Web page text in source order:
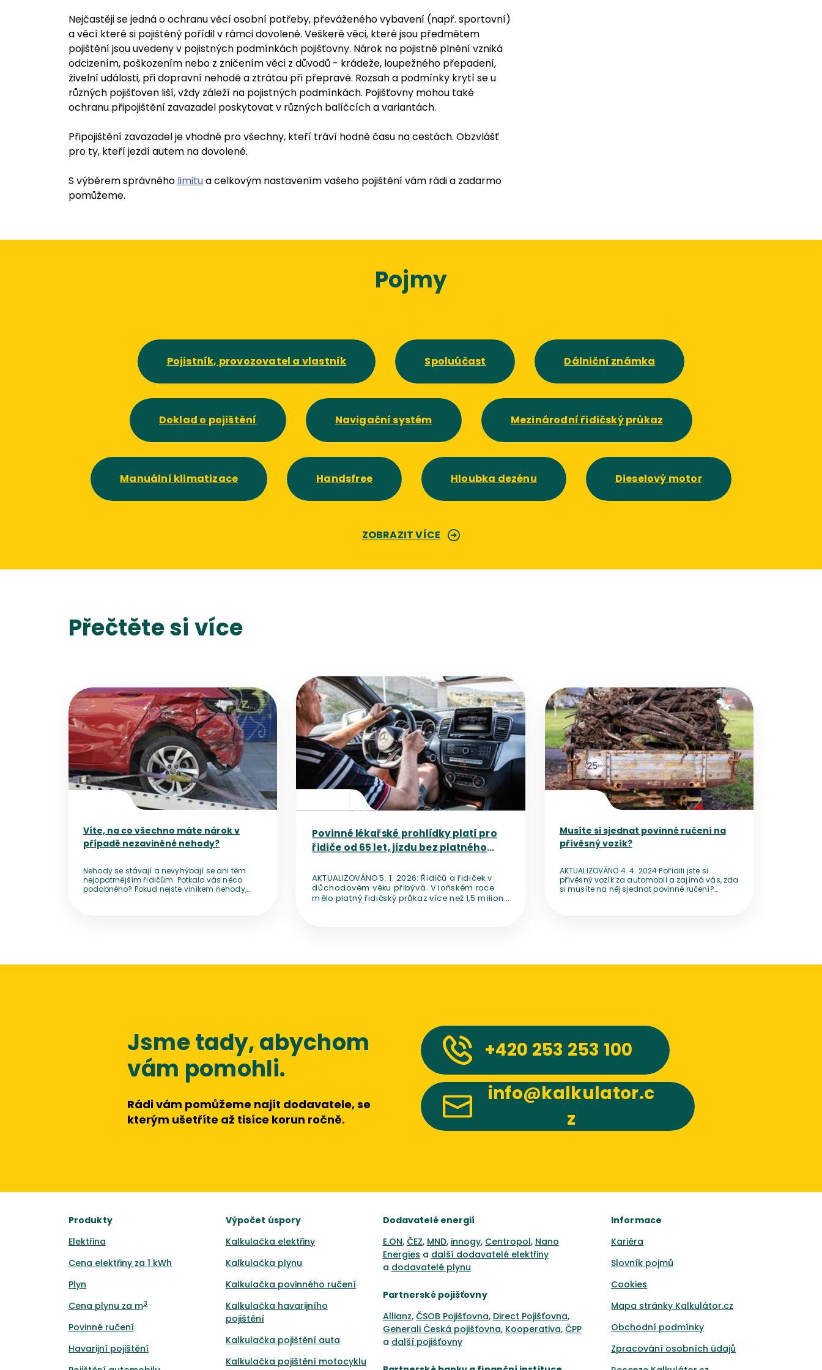
Nejčastěji se jedná o ochranu věcí osobní potřeby, převáženého vybavení (např. sportovní)
a věcí které si pojištěný pořídil v rámci dovolené. Veškeré věci, které jsou předmětem
pojištění jsou uvedeny v pojistných podmínkách pojišťovny. Nárok na pojistné plnění vzniká
odcizením, poškozením nebo z zničením věci z důvodů - krádeže, loupežného přepadení,
živelní události, při dopravní nehodě a ztrátou při přepravě. Rozsah a podmínky krytí se u
různých pojišťoven liší, vždy záleží na pojistných podmínkách. Pojišťovny mohou také
ochranu připojištění zavazadel poskytovat v různých balíčcích a variantách.
Připojištění zavazadel je vhodné pro všechny, kteří tráví hodně času na cestách. Obzvlášť
pro ty, kteří jezdí autem na dovolené.
S výběrem správného limitua celkovým nastavením vašeho pojištění vám rádi a zadarmo
pomůžeme.
Pojmy
Pojistník, provozovatel a vlastník Spoluúčast Dálniční známka
Doklad o pojištění Navigační systém Mezinárodní řidičský průkaz
Manuální klimatizace Handsfree Hloubka dezénu Dieselový motor
ZOBRAZIT VÍCE
Přečtěte si více
Víte, na co všechno máte nárok v
případě nezaviněné nehody?
Nehody se stávají a nevyhýbají se ani těm
nejopatrnějším řidičům. Potkalo vás něco
podobného? Pokud nejste viníkem nehody,
Přejít na detail článku
Povinné lékařské prohlídky platí pro
řidiče od 65 let, jízdu bez platného
AKTUALIZOVÁNO 5. 1. 2026: Řidičů a řidiček v
důchodovém věku přibývá. V loňském roce
mělo platný řidičský průkaz více než 1,5 milionu
lékařské prohlídky. Bez nich hrozí pokuta a v
Přejít na detail článku
Musíte si sjednat povinné ručení na
přívěsný vozík?
AKTUALIZOVÁNO 4. 4. 2024 Pořídili jste si
přívěsný vozík za automobil a zajímá vás, zda
si musíte na něj sjednat povinné ručení?
Přejít na detail článku
Jsme tady, abychom
vám pomohli.
Rádi vám pomůžeme najít dodavatele, se
kterým ušetříte až tisíce korun ročně.
+420 253 253 100
info@kalkulator.c
z
Produkty
Elektřina
Cena elektřiny za 1 kWh
Plyn
Cena plynu za m3
Povinné ručení
Havarijní pojištění
Výpočet úspory
Kalkulačka elektřiny
Kalkulačka plynu
Kalkulačka povinného ručení
Kalkulačka havarijního
pojištění
Kalkulačka pojištění auta
Kalkulačka pojištění motocyklu
Dodavatelé energií
E.ON, ČEZ, MND, innogy, Centropol, Nano
Energies a další dodavatelé elektřiny
a dodavatelé plynu
Partnerské pojišťovny
Allianz, ČSOB Pojišťovna, Direct Pojišťovna,
Generali Česká pojišťovna, Kooperativa, ČPP
a další pojišťovny
Informace
Kariéra
Slovník pojmů
Cookies
Mapa stránky Kalkulátor.cz
Obchodní podmínky
Zpracování osobních údajů